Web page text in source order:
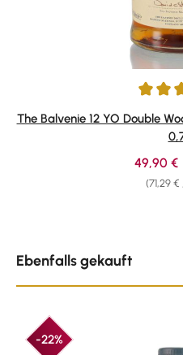
Durchschnittliche
The Balvenie 12 YO Double
(71,29 €
49,90 €
Ebenfalls gekauft
-22%